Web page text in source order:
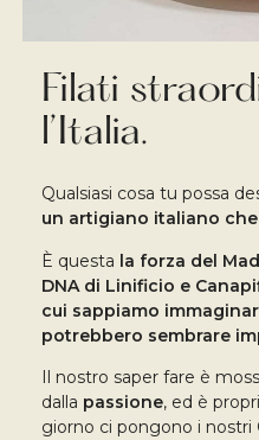
Filati
l’Italia.
Qualsiasi cosa tu possa
un artigiano italiano
È questa la forza del
DNA di Linificio e
cui sappiamo
potrebbero sembrare
Il nostro saper fare è
dalla passione, ed è
giorno ci pongono i nostri